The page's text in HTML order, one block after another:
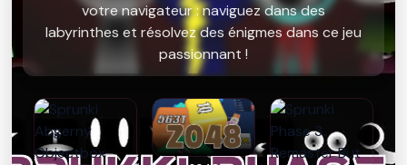
votre navigateur : naviguez dans des
labyrinthes et résolvez des énigmes dans ce jeu
passionnant !